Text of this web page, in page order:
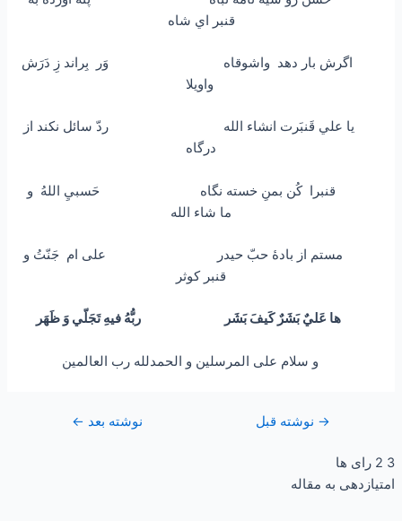
قنبر اي شاه
اگرش بار دهد واشوقاه وَر بِراند زِ دَرَش
واويلا
يا علي قَنبَرت انشاء الله ردّ سائل نكند از
درگاه
قنبرا كُن بمنِ خسته نگاه حَسبيِ اللهُ و
ما شاء الله
مستم از بادۀ حبّ حيدر علی ام جَنّتُ و
قنبر كوثر
ها عَليٌ بَشَرٌ كَيفَ بَشَر ربُّهُ فيهِ تَجَلّي وَ ظَهَر
و سلام علی المرسلین و الحمدلله رب العالمین
→ نوشته قبل نوشته بعد ←
3
2 رای ها
امتیازدهی به مقاله